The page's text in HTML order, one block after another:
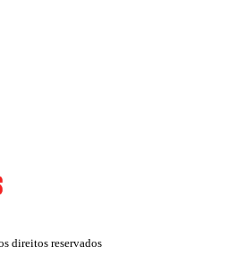
direitos reservados